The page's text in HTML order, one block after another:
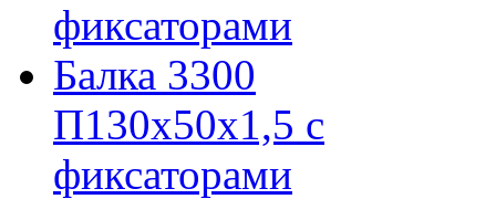
фиксаторами
Балка 3300
П130х50х1,5 с
фиксаторами